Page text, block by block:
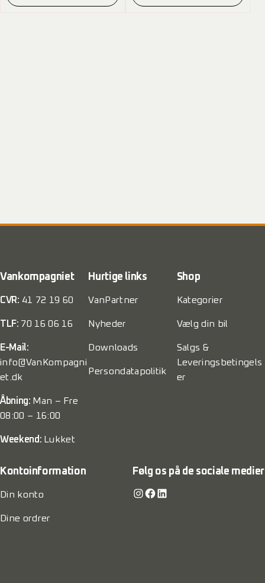
Vankompagniet
CVR: 41 72 19 60
TLF: 70 16 06 16
E-Mail:
info@VanKompagni
et.dk
Åbning: Man – Fre
08:00 – 16:00
Weekend: Lukket
Hurtige links
VanPartner
Nyheder
Downloads
Persondatapolitik
Shop
Kategorier
Vælg din bil
Salgs &
Leveringsbetingels
er
Kontoinformation
Din konto
Dine ordrer
Følg os på de sociale medier
Instagram Facebook LinkedIn